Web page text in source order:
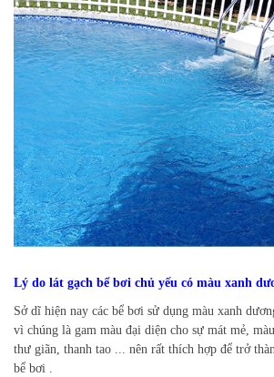
Lý do lát gạch bể bơi chủ yếu có màu xanh
Sở dĩ hiện nay các bể bơi sử dụng màu xanh
vì chúng là gam màu đại diện cho sự mát mẻ,
thư giãn, thanh tao ... nên rất thích hợp để trở
bể bơi .